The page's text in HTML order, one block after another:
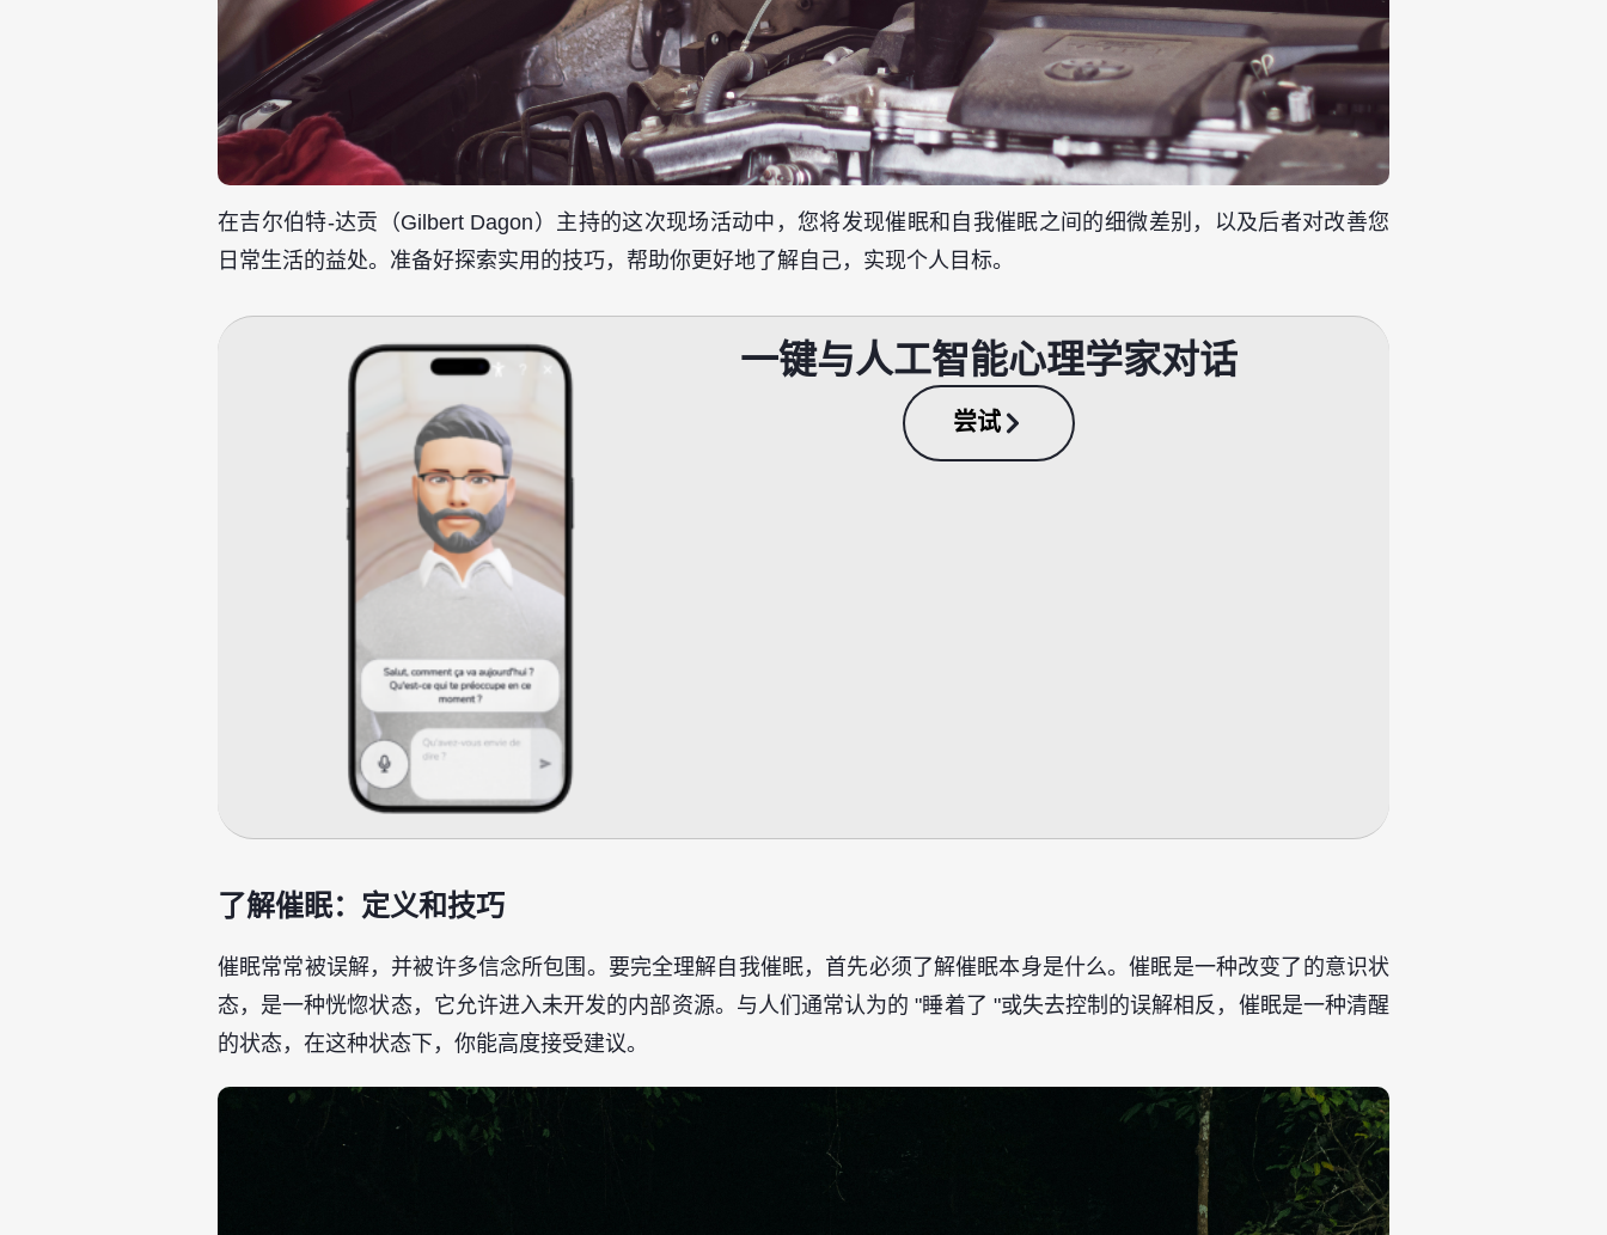
在吉尔伯特-达贡（Gilbert Dagon）主持的这次现场活动中，您将发现催眠和自我催眠之间的细微差别，以及后者对改善您
日常生活的益处。准备好探索实用的技巧，帮助你更好地了解自己，实现个人目标。
一键与人工智能心理学家对话
尝试
了解催眠：定义和技巧
催眠常常被误解，并被许多信念所包围。要完全理解自我催眠，首先必须了解催眠本身是什么。催眠是一种改变了的意识状
态，是一种恍惚状态，它允许进入未开发的内部资源。与人们通常认为的 "睡着了 "或失去控制的误解相反，催眠是一种清醒
的状态，在这种状态下，你能高度接受建议。